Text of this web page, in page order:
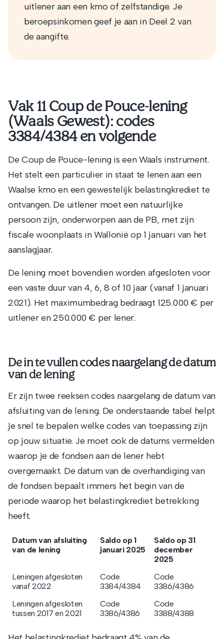
uitlener aan een kmo of zelfstandige. Je
beroepsinkomen geef je aan in Deel 2 van
de aangifte.
Vak 11 Coup de Pouce-lening
(Waals Gewest): codes
3384/4384 en volgende
De Coup de Pouce-lening is een Waals instrument.
Het stelt een particulier in staat te lenen aan een
Waalse kmo en een gewestelijk belastingkrediet te
ontvangen. De uitlener moet een natuurlijke
persoon zijn, onderworpen aan de PB, met zijn
fiscale woonplaats in Wallonië op 1 januari van het
aanslagjaar.
De lening moet bovendien worden afgesloten voor
een vaste duur van 4, 6, 8 of 10 jaar (vanaf 1 januari
2021). Het maximumbedrag bedraagt 125.000 € per
uitlener en 250.000 € per lener.
De in te vullen codes naargelang de datum
van de lening
Er zijn twee reeksen codes naargelang de datum van
afsluiting van de lening. De onderstaande tabel helpt
je snel te bepalen welke codes van toepassing zijn
op jouw situatie. Je moet ook de datums vermelden
waarop je de fondsen aan de lener hebt
overgemaakt. De datum van de overhandiging van
de fondsen bepaalt immers het begin van de
periode waarop het belastingkrediet betrekking
heeft.
Datum van afsluiting
van de lening
Saldo op 1
januari 2025
Saldo op 31
december
2025
Leningen afgesloten
vanaf 2022
Code
3384/4384
Code
3386/4386
Leningen afgesloten
tussen 2017 en 2021
Code
3386/4386
Code
3388/4388